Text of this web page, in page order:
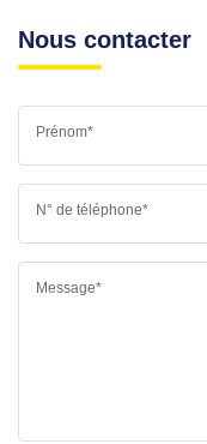
Nous contacter
Prénom*
N° de téléphone*
Message*